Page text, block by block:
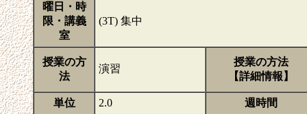
曜日・時
限・講義
室
(3T) 集中
授業の方
法
演習
授業の方法
【詳細情報】
単位 2.0
週時間